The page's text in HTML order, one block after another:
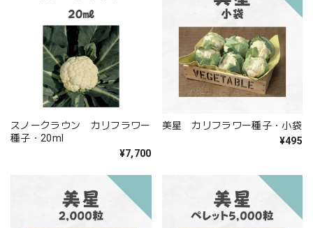
スノークラウン カリフラワー
種子・20ml
¥7,700
美星 カリフラワー種子・小袋
¥495